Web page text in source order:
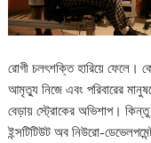
রোগী চলৎশক্তি হারিয়ে ফেলে।
আমৃত্যু নিজে এবং পরিবারের
বেড়ায় স্ট্রোকের অভিশাপ।
ইন্সটিটিউট অব নিউরো-